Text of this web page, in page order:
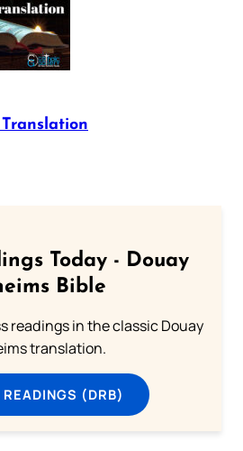
Today - Douay
Bible
readings in the classic Douay
translation.
(DRB)